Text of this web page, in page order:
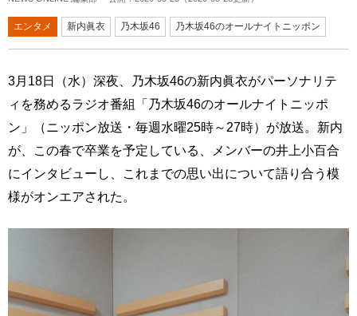
エンタメ 新内眞衣 乃木坂46 乃木坂46のオールナイトニッポン
3月18日（水）深夜、乃木坂46の新内眞衣がパーソナリテ
ィを務めるラジオ番組「乃木坂46のオールナイトニッポ
ン」（ニッポン放送・毎週水曜25時～27時）が放送。新内
が、この春で卒業を予定している、メンバーの井上小百合
にインタビューし、これまでの思い出について語り合う模
様がオンエアされた。